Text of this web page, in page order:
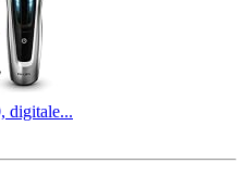
digitale...